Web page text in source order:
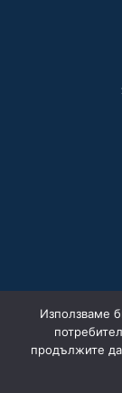
© 2026
Използваме
продължите